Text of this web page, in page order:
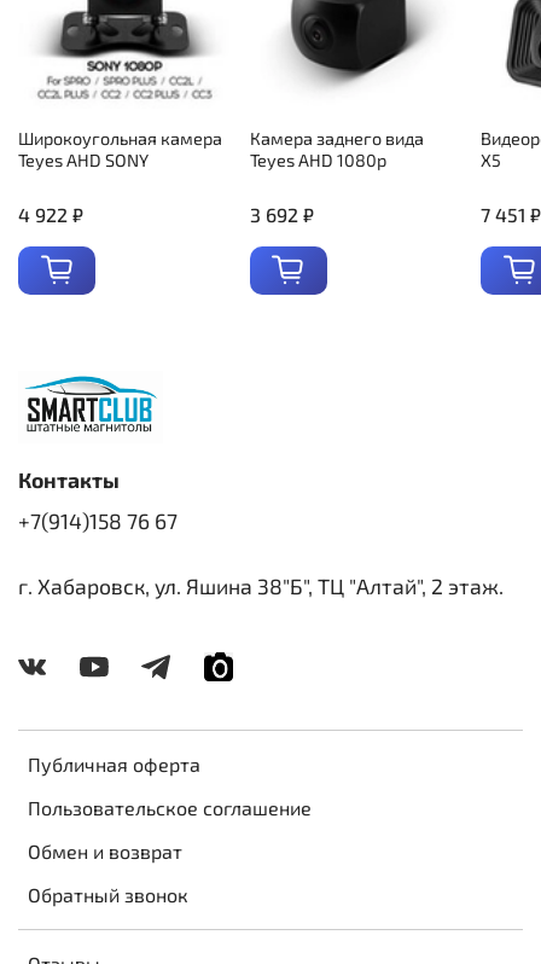
Широкоугольная камера
Teyes AHD SONY
4 922 ₽
Камера заднего вида
Teyes AHD 1080p
3 692 ₽
X5
7 451 ₽
Публичная оферта
Пользовательское соглашение
Обмен и возврат
Обратный звонок
Контакты
+7(914)158 76 67
г. Хабаровск, ул. Яшина 38"Б", ТЦ "Алтай", 2 этаж.